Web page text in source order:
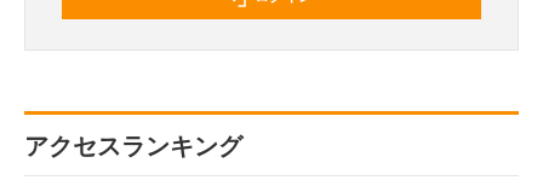
アクセスランキング